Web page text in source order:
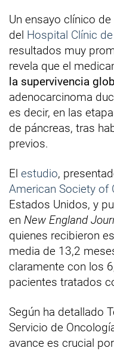
Un ensayo clínico
del Hospital Clínic
resultados muy
revela que el
la supervivencia
adenocarcinoma
es decir, en las
de páncreas, tras
previos.
El estudio,
American Society of
Estados Unidos, y
en New England
quienes recibieron
media de 13,2
claramente con los
pacientes tratados
Según ha detallado
Servicio de
avance es crucial